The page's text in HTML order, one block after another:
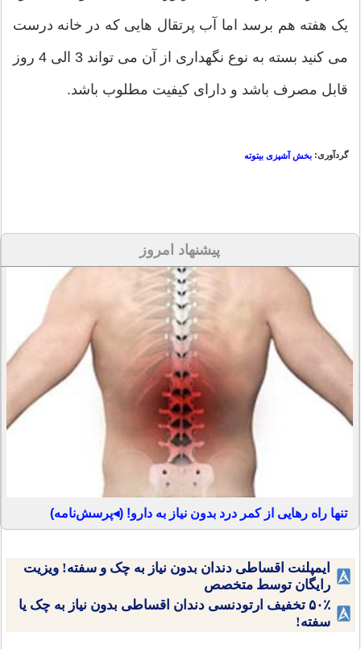
یک هفته هم برسد اما آب پرتقال هایی که در خانه درست
می کنید بسته به نوع نگهداری از آن می تواند 3 الی 4 روز
قابل مصرف باشد و دارای کیفیت مطلوب باشد.
گردآوری: بخش آشپزی بیتوته
پیشنهاد امروز
تنها راه رهایی از کمر درد بدون نیاز به دارو! (◂پرسش‌نامه)
ایمپلنت اقساطی دندان بدون نیاز به چک و سفته! ویزیت
رایگان توسط متخصص
۵۰٪ تخفیف ارتودنسی دندان اقساطی بدون نیاز به چک یا
سفته!